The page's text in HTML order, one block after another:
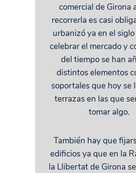
comercial de Girona
recorrerla es casi
urbanizó ya en el siglo
celebrar el mercado y
del tiempo se han
distintos elementos
soportales que hoy se
terrazas en las que
tomar algo.
También hay que
edificios ya que en la
la Llibertat de Girona